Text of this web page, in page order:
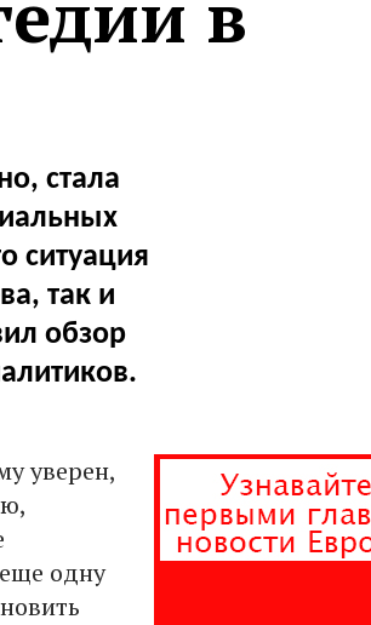
стала
ситуация
так и
обзор
уверен,
одну